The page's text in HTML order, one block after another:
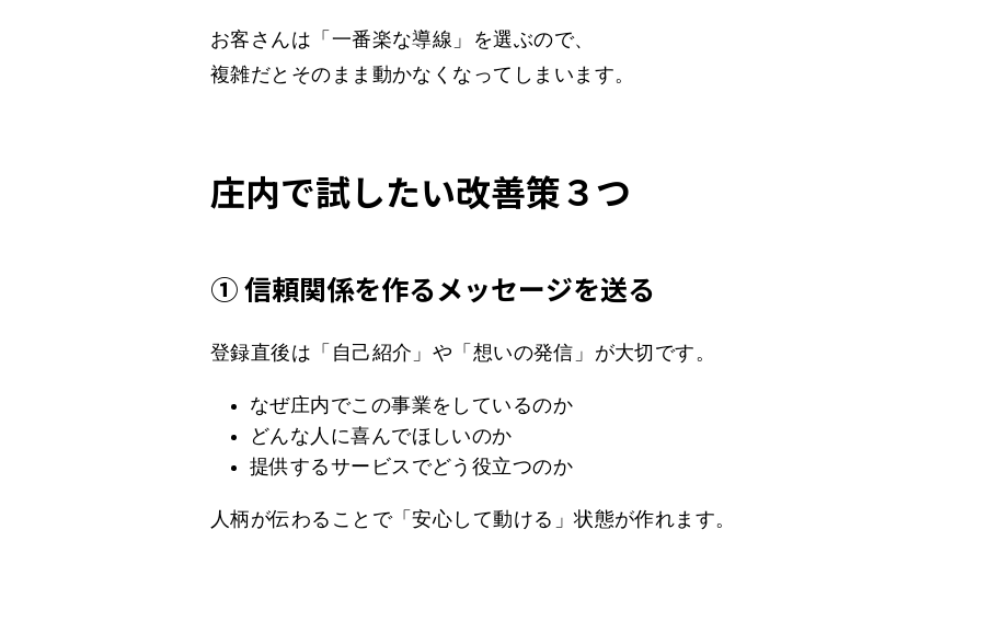
お客さんは「一番楽な導線」を選ぶので、
複雑だとそのまま動かなくなってしまいます。
庄内で試したい改善策３つ
① 信頼関係を作るメッセージを送る
登録直後は「自己紹介」や「想いの発信」が大切です。
なぜ庄内でこの事業をしているのか
どんな人に喜んでほしいのか
提供するサービスでどう役立つのか
人柄が伝わることで「安心して動ける」状態が作れます。